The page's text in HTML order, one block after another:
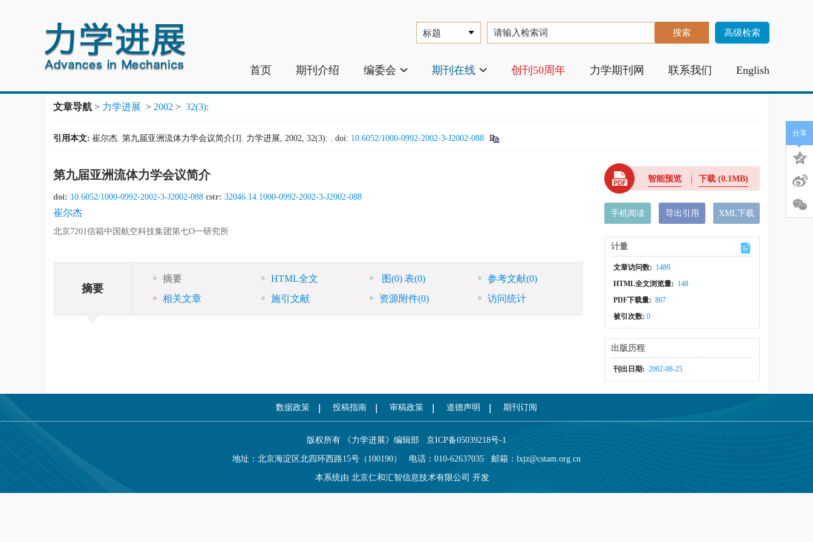
高级检索
首页 期刊介绍 编委会 期刊在线 创刊50周年 力学期刊网 联系我们 English
文章导航 > 力学进展 > 2002 > 32(3):
引用本文: 崔尔杰. 第九届亚洲流体力学会议简介[J]. 力学进展, 2002, 32(3): . doi: 10.6052/1000-0992-2002-3-J2002-088
第九届亚洲流体力学会议简介
doi: 10.6052/1000-0992-2002-3-J2002-088 cstr: 32046.14.1000-0992-2002-3-J2002-088
崔尔杰
北京7201信箱中国航空科技集团第七O一研究所
摘要
摘要 HTML全文 图(0) 表(0) 参考文献(0)
相关文章
施引文献 资源附件(0) 访问统计
智能预览 下载(0.1MB)
手机阅读 导出引用 XML下载
计量
文章访问数: 1489
HTML全文浏览量: 148
PDF下载量: 867
被引次数:0
出版历程
刊出日期: 2002-08-25
分享
数据政策 投稿指南 审稿政策 道德声明 期刊订阅
版权所有 《力学进展》编辑部 京ICP备05039218号-1
地址：北京海淀区北四环西路15号（100190） 电话：010-62637035 邮箱： lxjz@cstam.org.cn
本系统由 北京仁和汇智信息技术有限公司 开发